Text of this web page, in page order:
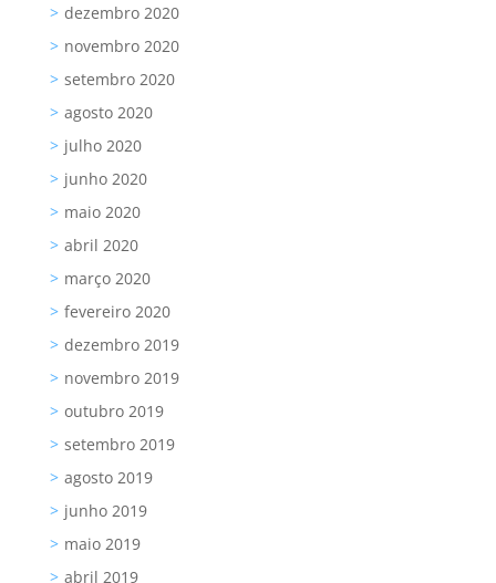
dezembro 2020
novembro 2020
setembro 2020
agosto 2020
julho 2020
junho 2020
maio 2020
abril 2020
março 2020
fevereiro 2020
dezembro 2019
novembro 2019
outubro 2019
setembro 2019
agosto 2019
junho 2019
maio 2019
abril 2019